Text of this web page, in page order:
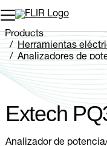
Products
Herramientas
Analizadores de
Extech PQ3450
Extech
Analizador de